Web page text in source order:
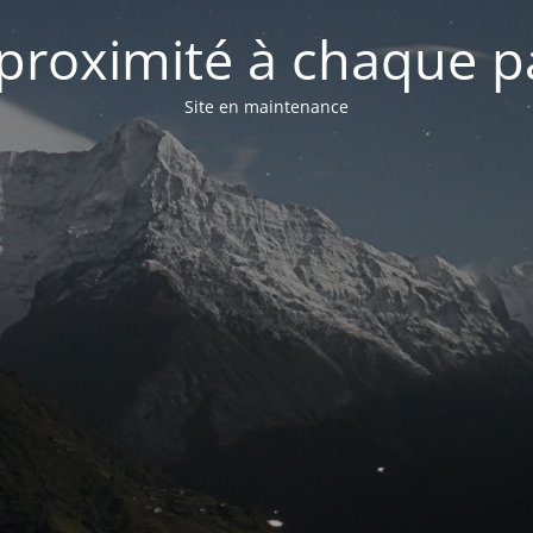
à chaque
Site en maintenance